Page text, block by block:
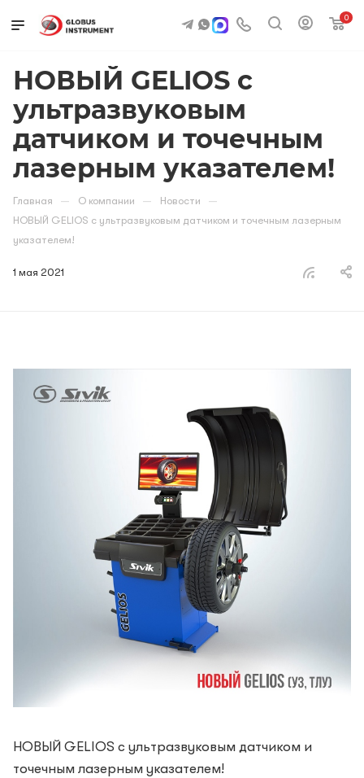
0
НОВЫЙ GELIOS с
ультразвуковым
датчиком и точечным
лазерным указателем!
Главная — О компании — Новости —
НОВЫЙ GELIOS с ультразвуковым датчиком и точечным лазерным
указателем!
1 мая 2021
НОВЫЙ GELIOS с ультразвуковым датчиком и
точечным лазерным указателем!